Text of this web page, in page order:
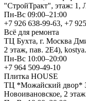
"СтройТракт", этаж:
Пн-Вс 09:00–21:00
+7 926 638-99-63, +7
Всё для ремонта
ТЦ Бухта, г. Москва
2 этаж, пав. 2Е4),
Пн-Вс 10:00–20:00
+7 964 509-49-10
Плитка HOUSE
ТЦ *Можайский двор*
Новоивановское, 2